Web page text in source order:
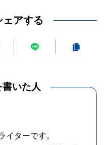
ェアする
いた人
イターです。